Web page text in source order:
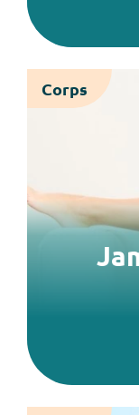
Corps